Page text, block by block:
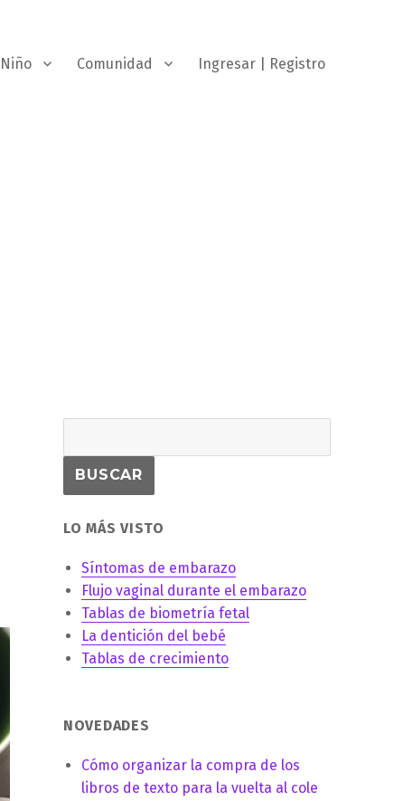
Niño Comunidad Ingresar | Registro
LO MÁS VISTO
Síntomas de embarazo
Flujo vaginal durante el embarazo
Tablas de biometría fetal
La dentición del bebé
Tablas de crecimiento
NOVEDADES
Cómo organizar la compra de los
libros de texto para la vuelta al cole